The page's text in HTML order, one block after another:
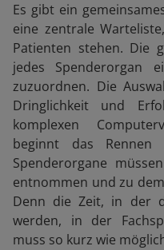
Es gibt ein
eine zentrale
Patienten stehen. Die
jedes Spenderorgan
zuzuordnen. Die
Dringlichkeit und
komplexen
beginnt das
Spenderorgane
entnommen und zu
Denn die Zeit, in der
werden, in der
muss so kurz wie